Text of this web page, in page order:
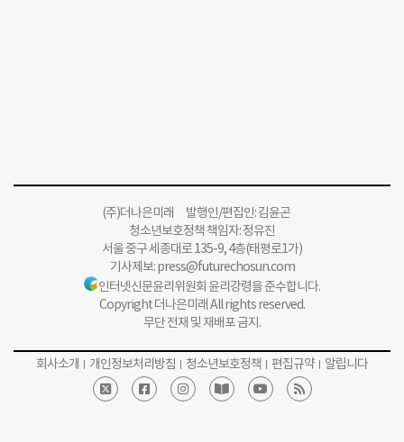
(주)더나은미래 발행인/편집인: 김윤곤
청소년보호정책 책임자: 정유진
서울 중구 세종대로 135-9, 4층(태평로1가)
기사제보:press@futurechosun.com
인터넷신문윤리위원회 윤리강령을 준수합니다.
Copyright 더나은미래 All rights reserved.
무단 전재 및 재배포 금지.
회사소개 개인정보처리방침 청소년보호정책 편집규약 알립니다